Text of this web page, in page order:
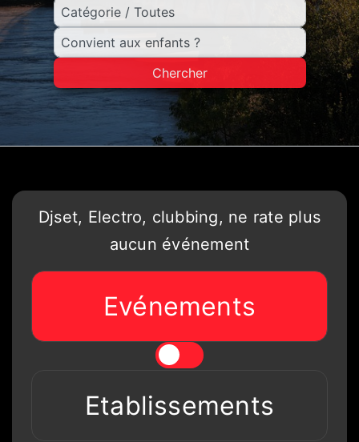
Chercher
Djset, Electro, clubbing, ne rate plus
aucun événement
Evénements
Etablissements